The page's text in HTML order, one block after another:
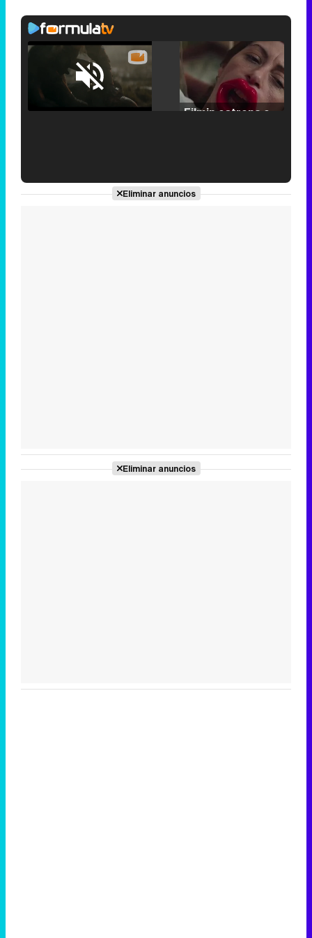
Unmute /
Loaded:
25.30%
'120 Minutos' celebra sus 2.000 programas en Telemadrid con un vídeo del día a día en la redacción
Eliminar anuncios
Eliminar anuncios